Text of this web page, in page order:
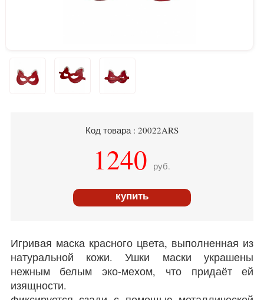
Код товара : 20022ARS
1240 руб.
купить
Игривая маска красного цвета, выполненная из
натуральной кожи. Ушки маски украшены
нежным белым эко-мехом, что придаёт ей
изящности.